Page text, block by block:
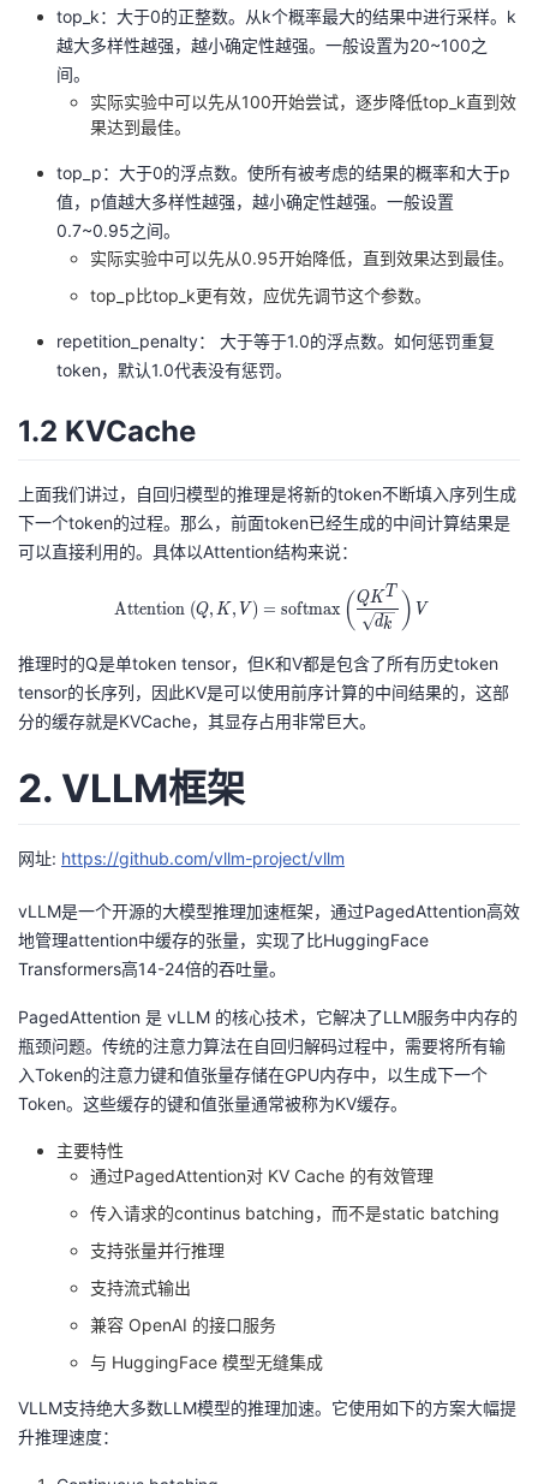
top_k：大于0的正整数。从k个概率最大的结果中进行采样。k
越大多样性越强，越小确定性越强。一般设置为20~100之
间。
实际实验中可以先从100开始尝试，逐步降低top_k直到效
果达到最佳。
top_p：大于0的浮点数。使所有被考虑的结果的概率和大于p
值，p值越大多样性越强，越小确定性越强。一般设置
0.7~0.95之间。
实际实验中可以先从0.95开始降低，直到效果达到最佳。
top_p比top_k更有效，应优先调节这个参数。
repetition_penalty： 大于等于1.0的浮点数。如何惩罚重复
token，默认1.0代表没有惩罚。
1.2 KVCache
上面我们讲过，自回归模型的推理是将新的token不断填入序列生成
下一个token的过程。那么，前面token已经生成的中间计算结果是
可以直接利用的。具体以Attention结构来说：
\text { Attention }(Q, K,
Attention (Q, K , V ) = softmax ( dk
QKT ) V
推理时的Q是单token tensor，但K和V都是包含了所有历史token
tensor的长序列，因此KV是可以使用前序计算的中间结果的，这部
分的缓存就是KVCache，其显存占用非常巨大。
2. VLLM框架
网址: https://github.com/vllm-project/vllm
vLLM是一个开源的大模型推理加速框架，通过PagedAttention高效
地管理attention中缓存的张量，实现了比HuggingFace
Transformers高14-24倍的吞吐量。
PagedAttention 是 vLLM 的核心技术，它解决了LLM服务中内存的
瓶颈问题。传统的注意力算法在自回归解码过程中，需要将所有输
入Token的注意力键和值张量存储在GPU内存中，以生成下一个
Token。这些缓存的键和值张量通常被称为KV缓存。
主要特性
通过PagedAttention对 KV Cache 的有效管理
传入请求的continus batching，而不是static batching
支持张量并行推理
支持流式输出
兼容 OpenAI 的接口服务
与 HuggingFace 模型无缝集成
VLLM支持绝大多数LLM模型的推理加速。它使用如下的方案大幅提
升推理速度：